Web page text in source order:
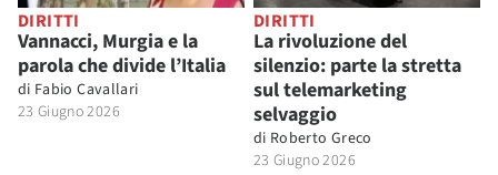
DIRITTI
Vannacci, Murgia e la
parola che divide l’Italia
di Fabio Cavallari
23 Giugno 2026
DIRITTI
La rivoluzione del
silenzio: parte la stretta
sul telemarketing
selvaggio
di Roberto Greco
23 Giugno 2026